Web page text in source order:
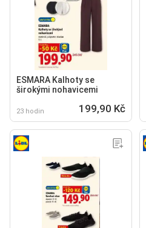
ESMARA Kalhoty se
širokými nohavicemi
23 hodin 199,90 Kč